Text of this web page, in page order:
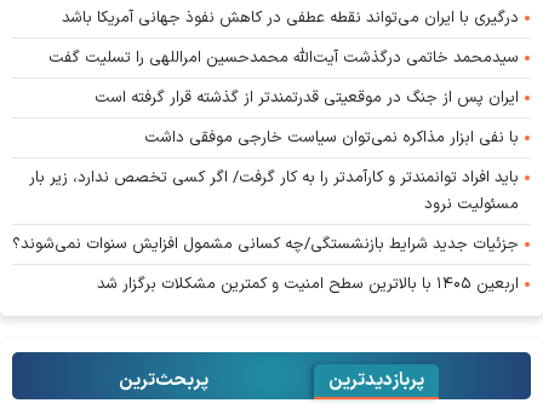
درگیری با ایران می‌تواند نقطه عطفی در کاهش نفوذ جهانی آمریکا باشد
سیدمحمد خاتمی درگذشت آیت‌الله محمدحسین امراللهی را تسلیت گفت
ایران پس از جنگ در موقعیتی قدرتمندتر از گذشته قرار گرفته است
با نفی ابزار مذاکره نمی‌توان سیاست خارجی موفقی داشت
باید افراد توانمندتر و کارآمدتر را به کار گرفت/ اگر کسی تخصص ندارد، زیر بار
مسئولیت نرود
جزئیات جدید شرایط بازنشستگی/چه کسانی مشمول افزایش سنوات نمی‌شوند؟
اربعین ۱۴۰۵ با بالاترین سطح امنیت و کمترین مشکلات برگزار شد
پربازدیدترین پربحث‌ترین‌